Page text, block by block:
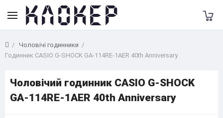
Чоловічі годинники
Годинник CASIO G-SHOCK GA-114RE-1AER 40th Anniversary
Чоловічий годинник CASIO G-SHOCK
GA-114RE-1AER 40th Anniversary